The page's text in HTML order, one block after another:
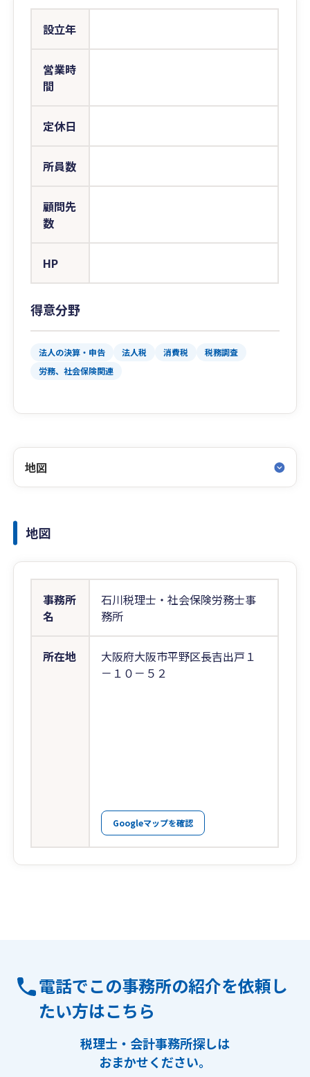
設立年
営業時
間
定休日
所員数
顧問先
数
HP
得意分野
法人の決算・申告 法人税 消費税
税務調査
労務、社会保険関連
地図
地図
事務所
名
石川税理士・社会保険労務士事
務所
所在地
大阪府大阪市平野区長吉出戸１
－１０－５２
Googleマップを確認
電話でこの事務所の紹介を依頼し
たい方はこちら
税理士・会計事務所探しは
おまかせください。